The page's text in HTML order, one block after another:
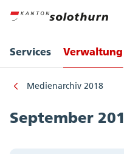
Services Verwaltung
Medienarchiv 2018
September